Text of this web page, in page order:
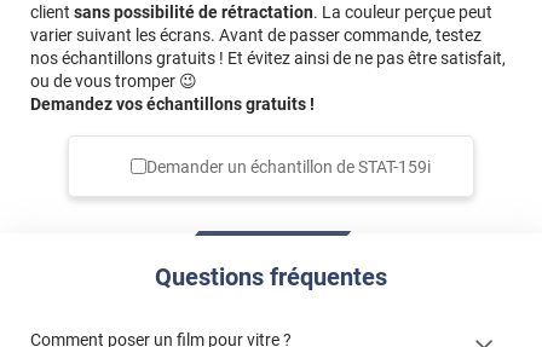
client sans possibilité de rétractation. La couleur perçue peut
varier suivant les écrans. Avant de passer commande, testez
nos échantillons gratuits ! Et évitez ainsi de ne pas être satisfait,
ou de vous tromper 😉
Demandez vos échantillons gratuits !
Demander un échantillon deSTAT-159i
Questions fréquentes
Comment poser un film pour vitre ?